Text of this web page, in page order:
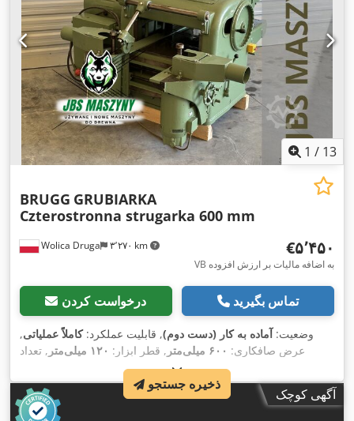
1 / 13
Wolica Druga ۳٬۲۷۰ km
BRUGG GRUBIARKA
Czterostronna strugarka 600 mm
‎€۵٬۴۵۰
VB به اضافه مالیات بر ارزش افزوده
درخواست کردن تماس بگیرید
وضعیت: آماده به کار (دست دوم), قابلیت عملکرد:کاملاً عملیاتی,
عرض صافکاری: ۶۰۰ میلی‌متر , قطر ابزار: ۱۲۰ میلی‌متر
, تعداد
, عرض کل:۶۰۰ میلی‌متر , ارتفاع کل:
آگهی کوچک
ذخیره جستجو